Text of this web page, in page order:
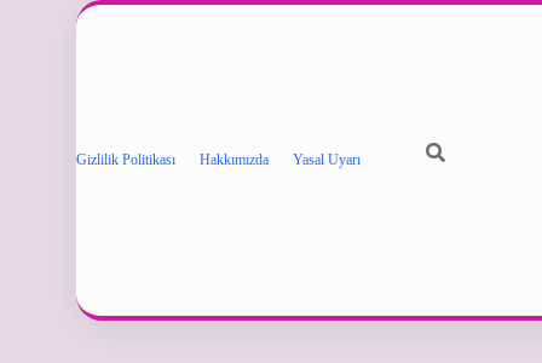
Gizlilik Politikası Hakkımızda Yasal Uyarı